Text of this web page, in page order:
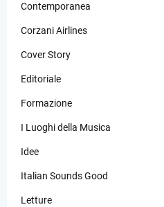
Contemporanea
Corzani Airlines
Cover Story
Editoriale
Formazione
I Luoghi della Musica
Idee
Italian Sounds Good
Letture